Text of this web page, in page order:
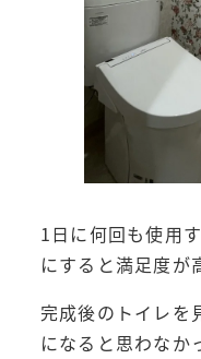
1日に何回も使用
にすると満足度が
完成後のトイレを
になると思わなか